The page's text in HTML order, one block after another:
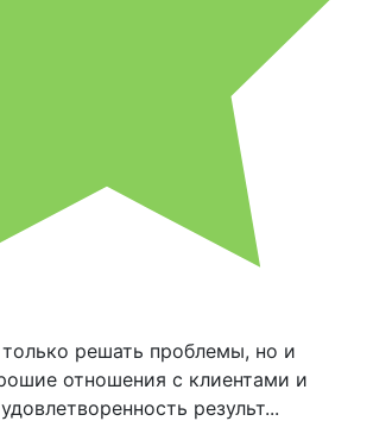
решать проблемы, но и
отношения с клиентами и
результ...